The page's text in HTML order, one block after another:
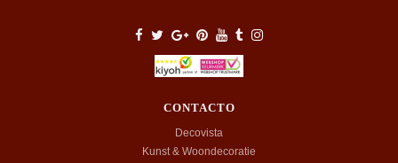
CONTACTO
Decovista
Kunst & Woondecoratie